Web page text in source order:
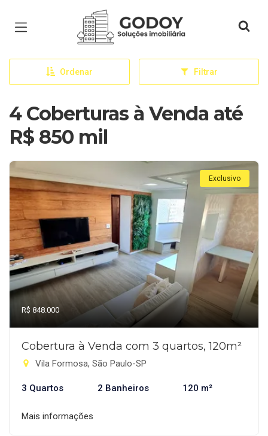
Página inicial
Ordenar Filtrar
4 Coberturas à Venda até
R$ 850 mil
Exclusivo
R$ 848.000
Cobertura à Venda com 3 quartos, 120m²
Vila Formosa, São Paulo-SP
3 Quartos 2 Banheiros 120 m²
Mais informações